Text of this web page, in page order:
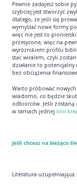
Pewnie zadajesz sobie
szybciej jest stworzyć
dlatego, że jeśli się
wymyślać nowe formy
więc nie jest to
przesycone, więc na
wyróżnikiem profilu
stać wiralem, czyli
działanie to
bez obciążenia
Warto próbować
wiadomo, co będzie
odbiorców. Jeśli
w ramach jednej linii
Jeśli chcesz na bieżąco
Literatura uzupełniająca: